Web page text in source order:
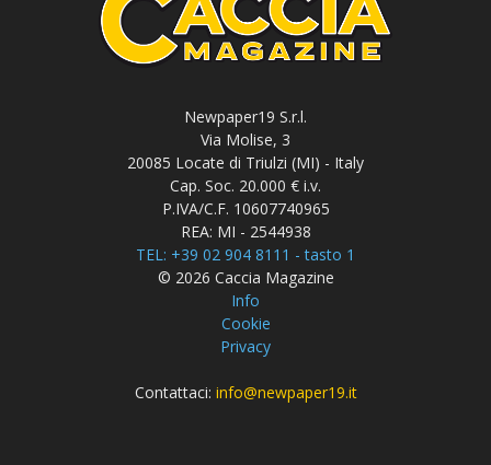
Newpaper19 S.r.l.
Via Molise, 3
20085 Locate di Triulzi (MI) - Italy
Cap. Soc. 20.000 € i.v.
P.IVA/C.F. 10607740965
REA: MI - 2544938
TEL: +39 02 904 8111 - tasto 1
© 2026 Caccia Magazine
Info
Cookie
Privacy
Contattaci: info@newpaper19.it